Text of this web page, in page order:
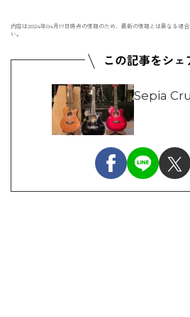
内容は2024年04月17日時点の情報のため、最新の情報とは異なる場
い。
Sepia